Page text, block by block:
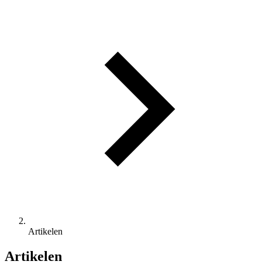
Artikelen
Artikelen